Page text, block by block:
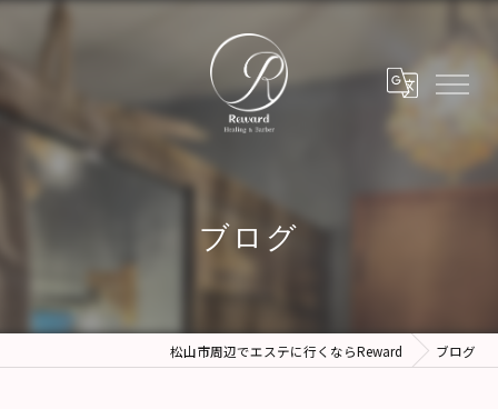
ブログ
松山市周辺でエステに行くならReward ブログ